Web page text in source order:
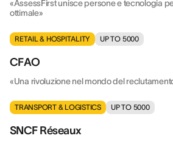
«AssessFirst unisce persone e tecnologia
ottimale»
RETAIL & HOSPITALITY UP TO 5000
CFAO
«Una rivoluzione nel mondo del
TRANSPORT & LOGISTICS UP TO 5000
SNCF Réseaux